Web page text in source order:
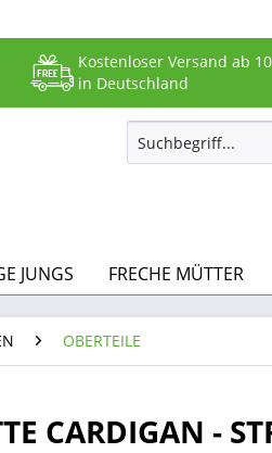
Kostenloser Versand ab
in Deutschland
JUNGS FRECHE MÜTTER
OBERTEILE
CARDIGAN -